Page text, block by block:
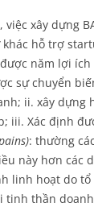
xây dựng
hỗ trợ
năm lợi ích
sự chuyển
ii. xây dựng
iii. Xác định
: thường
này hơn các
linh hoạt do tổ
tinh thần